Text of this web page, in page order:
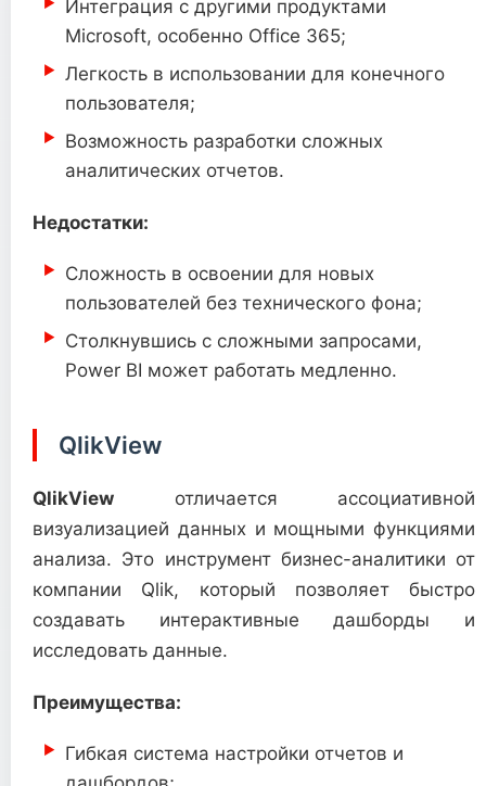
Интеграция с другими продуктами
Microsoft, особенно Office 365;
Легкость в использовании для конечного
пользователя;
Возможность разработки сложных
аналитических отчетов.
Недостатки:
Сложность в освоении для новых
пользователей без технического фона;
Столкнувшись с сложными запросами,
Power BI может работать медленно.
QlikView
QlikView отличается ассоциативной
визуализацией данных и мощными функциями
анализа. Это инструмент бизнес-аналитики от
компании Qlik, который позволяет быстро
создавать интерактивные дашборды и
исследовать данные.
Преимущества:
Гибкая система настройки отчетов и